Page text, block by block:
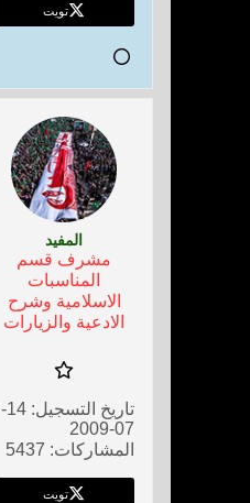
تويت
المفيد
مشرف قسم
المناسبات
الاسلامية وشرح
الادعية والزيارات
تاريخ التسجيل:
14-
07-2009
المشاركات: 5437
تويت